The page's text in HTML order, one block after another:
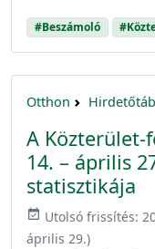
#Beszámoló
Otthon
A Közterület-
14. – április
statisztikája
event_available Utolsó frissítés:
április 29.)